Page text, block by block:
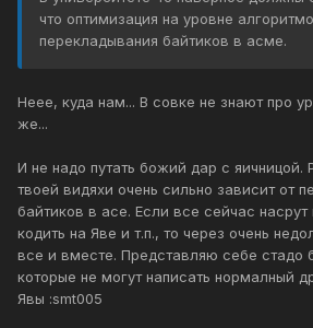
что оптимизация на уровне
перекладывания байтиков в асме.
Неее, куда нам... В совке не знают про
же...
И не надо путать божий дар с яичницой.
твоей видяхи очень сильно зависит от
байтиков в асе. Если все сейчас
кодить на Яве и т.п., то через очень
все и вместе. Представляю себе стадо
которые не могут написать нормалный
Явы :smt005